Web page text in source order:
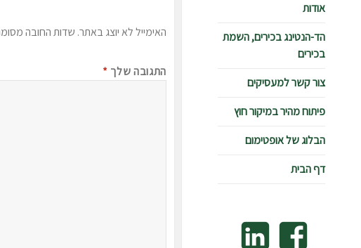
אודות
הד-הנטינג בכירים, השמת
בכירים
צור קשר למעסיקים
פיתוח מהיר במיקור חוץ
הבלוג של אופטימום
דף הבית
Facebook
Linkedin
האימייל לא יוצג באתר. שדות החובה
התגובה שלך *